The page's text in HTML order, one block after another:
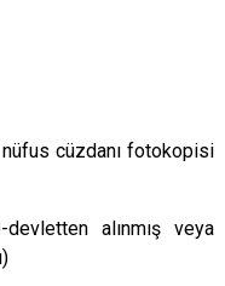
nüfus cüzdanı fotokopisi
alınmış veya